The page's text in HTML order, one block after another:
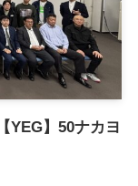
YEG】50ナカヨ